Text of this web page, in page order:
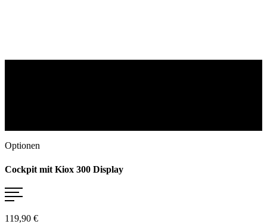
Optionen
Cockpit mit Kiox 300 Display
119,90 €